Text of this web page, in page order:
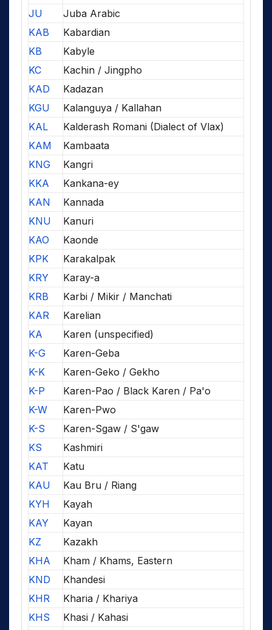
JU
Juba Arabic
KAB
Kabardian
KB
Kabyle
KC
Kachin / Jingpho
KAD
Kadazan
KGU
Kalanguya / Kallahan
KAL
Kalderash Romani (Dialect of Vlax)
KAM
Kambaata
KNG
Kangri
KKA
Kankana-ey
KAN
Kannada
KNU
Kanuri
KAO
Kaonde
KPK
Karakalpak
KRY
Karay-a
KRB
Karbi / Mikir / Manchati
KAR
Karelian
KA
Karen (unspecified)
K-G
Karen-Geba
K-K
Karen-Geko / Gekho
K-P
Karen-Pao / Black Karen / Pa'o
K-W
Karen-Pwo
K-S
Karen-Sgaw / S'gaw
KS
Kashmiri
KAT
Katu
KAU
Kau Bru / Riang
KYH
Kayah
KAY
Kayan
KZ
Kazakh
KHA
Kham / Khams, Eastern
KND
Khandesi
KHR
Kharia / Khariya
KHS
Khasi / Kahasi